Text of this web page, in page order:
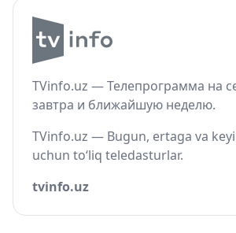
TVinfo.uz — Телепрограмма на
завтра и ближайшую неделю.
TVinfo.uz — Bugun, ertaga va
uchun to‘liq teledasturlar.
tvinfo.uz